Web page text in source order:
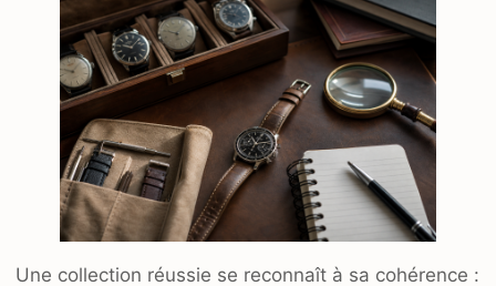
Une collection réussie se reconnaît à sa cohérence :